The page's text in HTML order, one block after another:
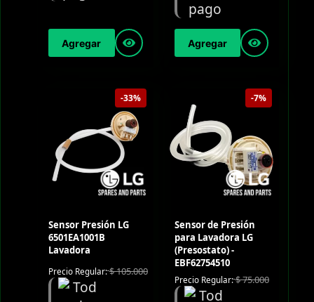
Agregar Agregar
-33%
Sensor Presión LG
6501EA1001B
Lavadora
Precio Regular:$105.000
-7%
Sensor de Presión
para Lavadora LG
(Presostato) -
EBF62754510
Precio Regular:$75.000